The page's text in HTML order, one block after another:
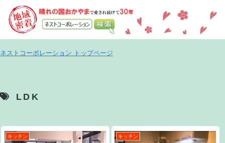
ネストコーポレーション トップページ
LDK
キッチン キッチン